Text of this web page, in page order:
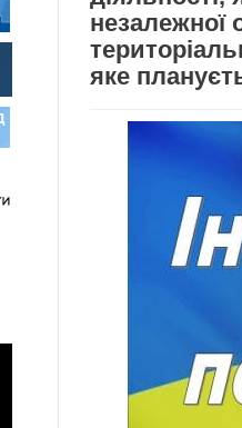
незалежної
яке